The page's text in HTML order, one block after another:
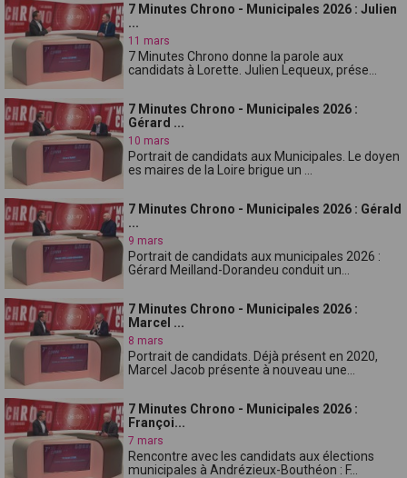
7 Minutes Chrono - Municipales 2026 : Julien
...
11 mars
7 Minutes Chrono donne la parole aux
candidats à Lorette. Julien Lequeux, prése...
7 Minutes Chrono - Municipales 2026 :
Gérard ...
10 mars
Portrait de candidats aux Municipales. Le doyen
es maires de la Loire brigue un ...
7 Minutes Chrono - Municipales 2026 : Gérald
...
9 mars
Portrait de candidats aux municipales 2026 :
Gérard Meilland-Dorandeu conduit un...
7 Minutes Chrono - Municipales 2026 :
Marcel ...
8 mars
Portrait de candidats. Déjà présent en 2020,
Marcel Jacob présente à nouveau une...
7 Minutes Chrono - Municipales 2026 :
Françoi...
7 mars
Rencontre avec les candidats aux élections
municipales à Andrézieux-Bouthéon : F...